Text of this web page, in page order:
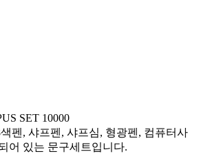
SET 10000
펜, 샤프펜, 샤프심, 형광펜, 컴퓨터사
어 있는 문구세트입니다.